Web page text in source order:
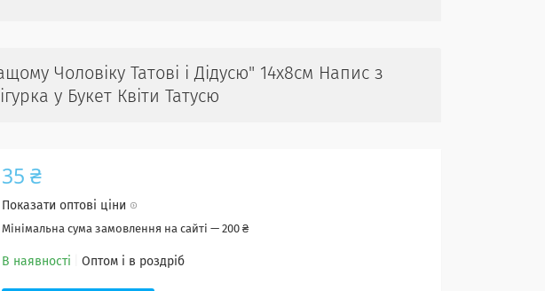
Чоловіку Татові і Дідусю" 14х8cм Напис з
у Букет Квіти Татусю
35 ₴
Показати оптові ціни
Мінімальна сума замовлення на сайті — 200 ₴
В наявності Оптом і в роздріб